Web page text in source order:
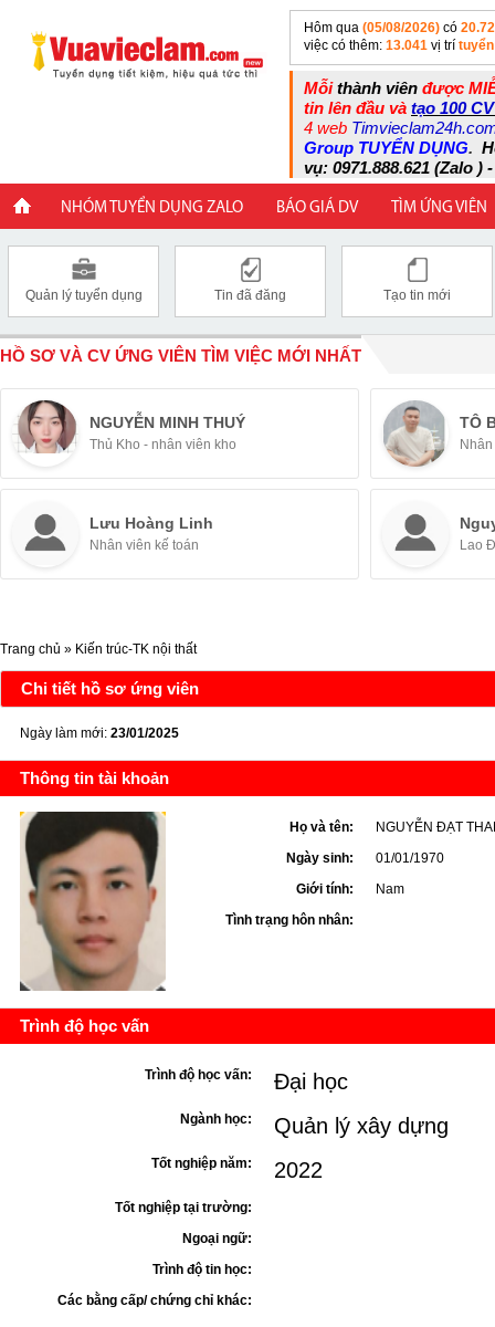
Hôm qua (05/08/2026) có
việc có thêm: 13.041 vị trí
Mỗithành viên được
tin lên đầu và tạo 100
4 web
Group TUYỂN DỤNG.
vụ: 0971.888.621 (Zalo )
NHÓM TUYỂN DỤNG ZALO BÁO GIÁ DV TÌM ỨNG VIÊN
Quản lý tuyển dụng Tin đã đăng Tạo tin mới
HỒ SƠ VÀ CV ỨNG VIÊN TÌM VIỆC MỚI NHẤT
NGUYỄN MINH THUÝ
Thủ Kho - nhân viên kho
TÔ
Lưu Hoàng Linh
Nhân viên kế toán Lao
Trang chủ » Kiến trúc-TK nội thất
Chi tiết hồ sơ ứng viên
Ngày làm mới: 23/01/2025
Thông tin tài khoản
Họ và tên:
NGUYỄN ĐẠT
Ngày sinh:
01/01/1970
Giới tính:
Nam
Tình trạng hôn nhân:
Trình độ học vấn
Trình độ học vấn: Đại học
Ngành học: Quản lý xây dựng
Tốt nghiệp năm: 2022
Tốt nghiệp tại trường:
Ngoại ngữ:
Trình độ tin học:
Các bằng cấp/ chứng chỉ khác: